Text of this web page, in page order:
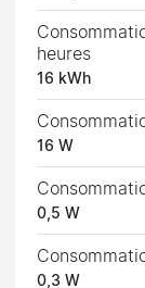
heures
16 kWh
16 W
0,5 W
0,3 W